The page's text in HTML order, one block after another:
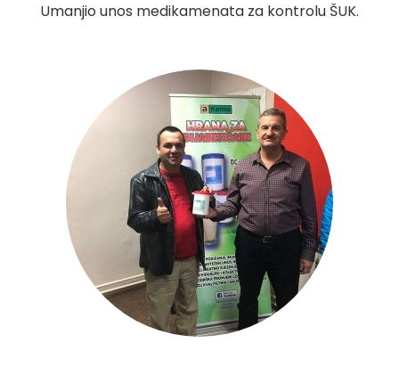
Umanjio unos medikamenata za kontrolu ŠUK.